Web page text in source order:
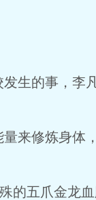
生的事，李
来修炼身体
的五爪金龙